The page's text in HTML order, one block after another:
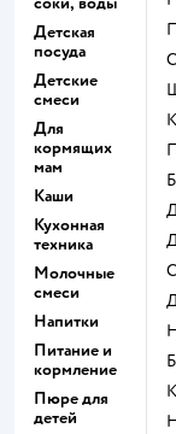
Детская
посуда
Детские
смеси
Для
кормящих
мам
Каши
Кухонная
техника
Молочные
смеси
Напитки
Питание и
кормление
Пюре для
детей